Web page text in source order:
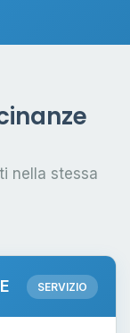
nella stessa
SERVIZIO